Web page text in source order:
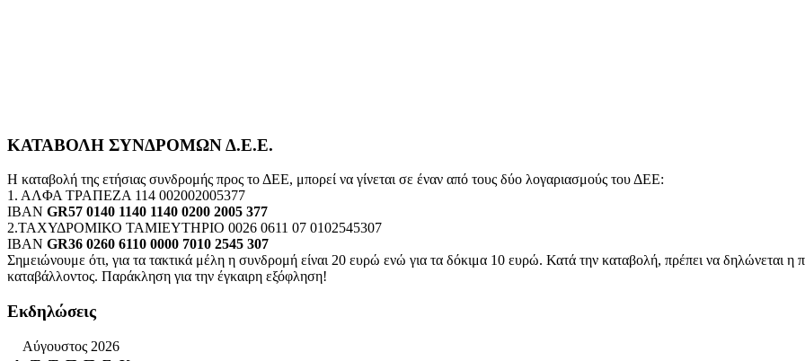
ΚΑΤΑΒΟΛΗ ΣΥΝΔΡΟΜΩΝ Δ.Ε.Ε.
Η καταβολή της ετήσιας συνδρομής προς το ΔΕΕ, μπορεί να γίνεται σε έναν από τους δύο λογαριασμούς του ΔΕΕ:
1. ΑΛΦΑ ΤΡΑΠΕΖΑ 114 002002005377
IBAN GR57 0140 1140 1140 0200 2005 377
2.ΤΑΧΥΔΡΟΜΙΚΟ ΤΑΜΙΕΥΤΗΡΙΟ 0026 0611 07 0102545307
IBAN GR36 0260 6110 0000 7010 2545 307
Σημειώνουμε ότι, για τα τακτικά μέλη η συνδρομή είναι 20 ευρώ ενώ για τα δόκιμα 10 ευρώ. Κατά την καταβολή, πρέπει να
καταβάλλοντος. Παράκληση για την έγκαιρη εξόφληση!
Εκδηλώσεις
Αύγουστος 2026